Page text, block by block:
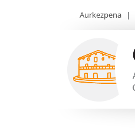
Aurkezpena |